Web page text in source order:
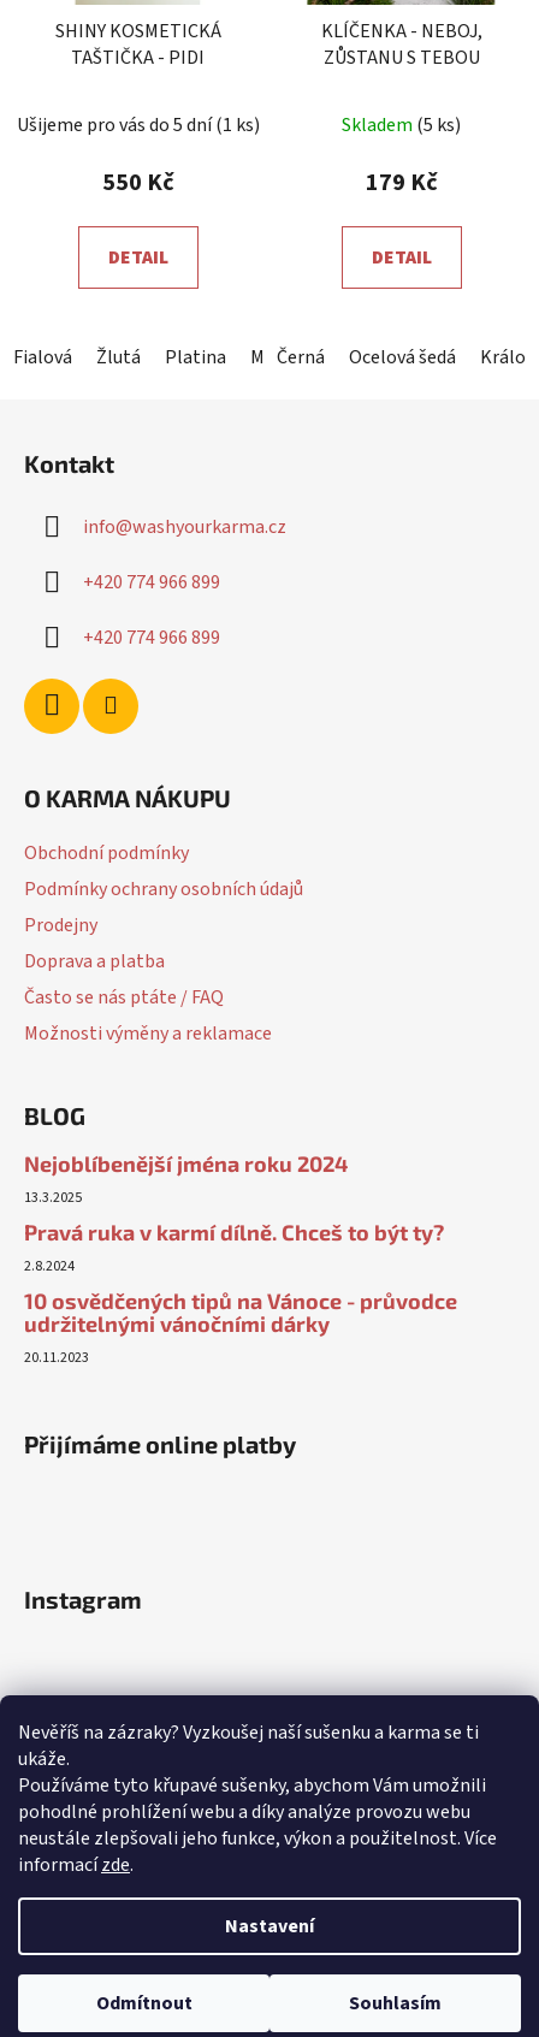
Nevěříš na zázraky? Vyzkoušej naší sušenku a karma se ti
ukáže.
Používáme tyto křupavé sušenky, abychom Vám umožnili
pohodlné prohlížení webu a díky analýze provozu webu
neustále zlepšovali jeho funkce, výkon a použitelnost.Více
informacízde.
Nastavení
Odmítnout Souhlasím
SHINY KOSMETICKÁ
TAŠTIČKA - PIDI
hodnocení
produktu
5,0
z
Ušijeme pro vás do 5 dní(1 ks)
550 Kč
DETAIL
Fialová Žlutá Platina Měděná Magenta Šedozelená
KLÍČENKA - NEBOJ,
ZŮSTANU S TEBOU
Skladem (5 ks)
179 Kč
DETAIL
Černá Ocelová šedá
Kontakt
info@washyourkarma.cz
+420 774 966 899
+420 774 966 899
O KARMA NÁKUPU
Obchodní podmínky
Podmínky ochrany osobních údajů
Prodejny
Doprava a platba
Často se nás ptáte / FAQ
Možnosti výměny a reklamace
BLOG
Nejoblíbenější jména roku 2024
13.3.2025
Pravá ruka v karmí dílně. Chceš to být ty?
2.8.2024
10 osvědčených tipů na Vánoce - průvodce
udržitelnými vánočními dárky
20.11.2023
Přijímáme online platby
Instagram
Sledovat na Instagramu
Vytvořil Shoptet